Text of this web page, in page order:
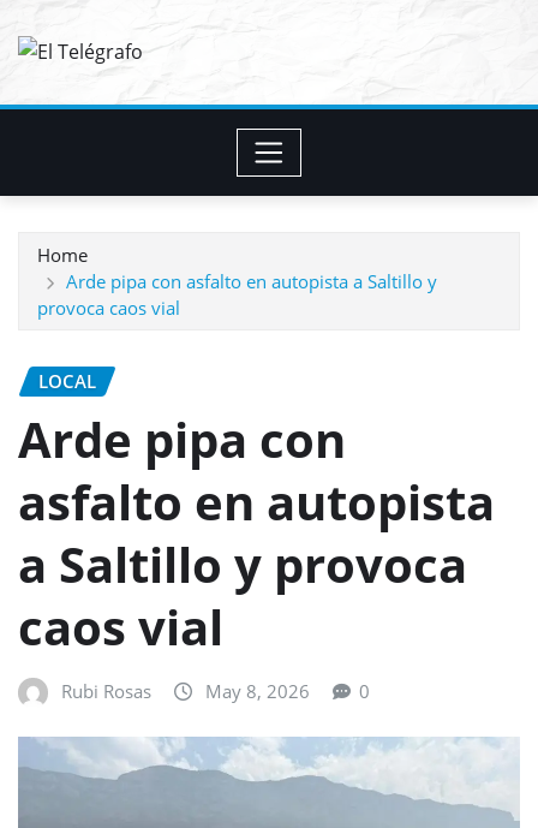
Home
Arde pipa con asfalto en autopista a Saltillo y
provoca caos vial
LOCAL
Arde pipa con
asfalto en autopista
a Saltillo y provoca
caos vial
Rubi Rosas May 8, 2026 0